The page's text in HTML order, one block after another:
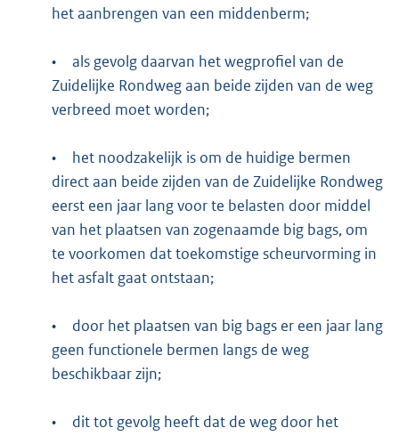
het aanbrengen van een middenberm;
•
als gevolg daarvan het wegprofiel van de
Zuidelijke Rondweg aan beide zijden van de weg
verbreed moet worden;
•
het noodzakelijk is om de huidige bermen
direct aan beide zijden van de Zuidelijke Rondweg
eerst een jaar lang voor te belasten door middel
van het plaatsen van zogenaamde big bags, om
te voorkomen dat toekomstige scheurvorming in
het asfalt gaat ontstaan;
•
door het plaatsen van big bags er een jaar lang
geen functionele bermen langs de weg
beschikbaar zijn;
•
dit tot gevolg heeft dat de weg door het